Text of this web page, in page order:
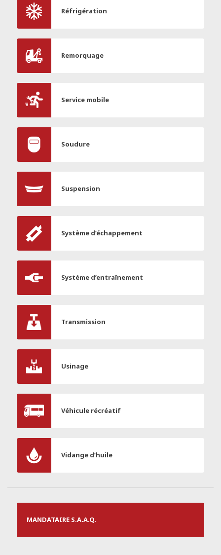
Réfrigération
Remorquage
Service mobile
Soudure
Suspension
Système d’échappement
Système d’entraînement
Transmission
Usinage
Véhicule récréatif
Vidange d’huile
MANDATAIRE S.A.A.Q.